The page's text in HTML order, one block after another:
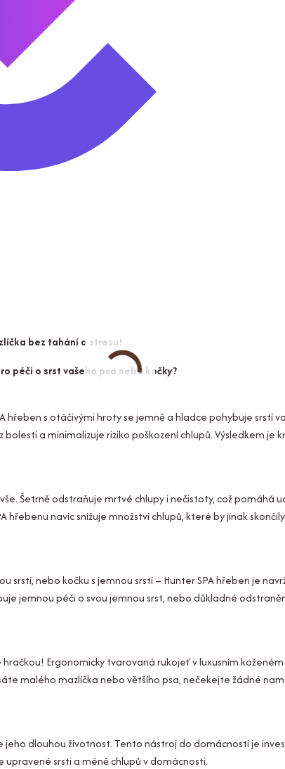
bez tahání a stresu!
péči o srst vašeho psa nebo kočky?
s otáčivými hroty se jemně a hladce pohybuje srstí
a minimalizuje riziko poškození chlupů. Výsledkem je
Šetrně odstraňuje mrtvé chlupy i nečistoty, což pomáhá
navíc snižuje množství chlupů, které by jinak
nebo kočku s jemnou srstí – Hunter SPA hřeben je
jemnou péči o svou jemnou srst, nebo důkladné
Ergonomicky tvarovaná rukojeť v luxusním
malého mazlíčka nebo většího psa, nečekejte žádné
jeho dlouhou životnost. Tento nástroj do domácnosti je
srsti a méně chlupů v domácnosti.